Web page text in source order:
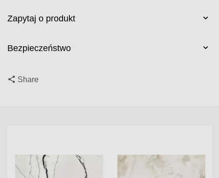
Zapytaj o produkt
Bezpieczeństwo
Share